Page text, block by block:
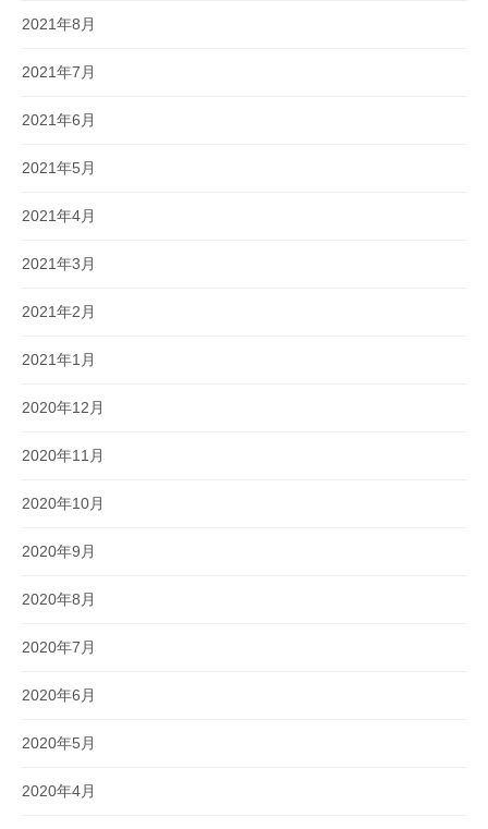
2021年8月
2021年7月
2021年6月
2021年5月
2021年4月
2021年3月
2021年2月
2021年1月
2020年12月
2020年11月
2020年10月
2020年9月
2020年8月
2020年7月
2020年6月
2020年5月
2020年4月